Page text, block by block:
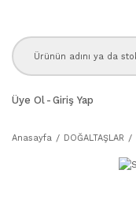
Üye Ol - Giriş Yap
Anasayfa DOĞALTAŞLAR